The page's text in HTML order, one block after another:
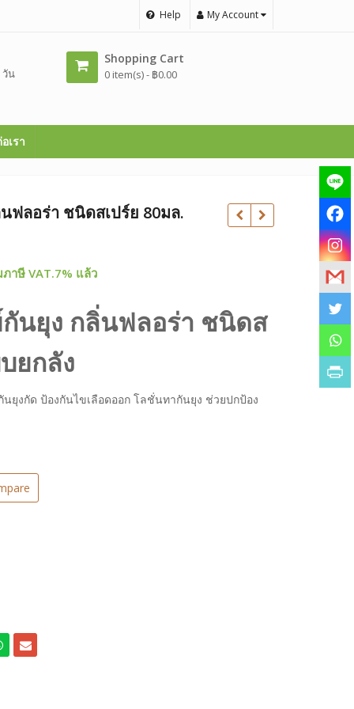
Help My Account
วัน
Shopping Cart
0 item(s) - ฿0.00
เรา
ฟลอร่า ชนิดสเปร์ย 80มล.
฿ ฿
ภาษี VAT.7% แล้ว
นยุง กลิ่นฟลอร่า ชนิดส
ยกลัง
นยุงกัด ป้องกันไขเลือดออก โลชั่นทากันยุง ช่วยปกป้อง